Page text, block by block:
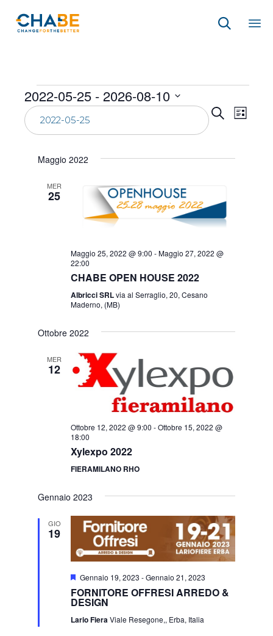

Eventi
e
Cerca
Lista
2022-05-25 - 2026-08-10
Seleziona
la
data.
Maggio 2022
MER
25
CHABE OPEN HOUSE 2022
Maggio 25, 2022 @ 9:00 -Maggio 27, 2022 @
22:00
Albricci SRLvia al Serraglio, 20, Cesano
Maderno, (MB)
Ottobre 2022
MER
12
Xylexpo 2022
Ottobre 12, 2022 @ 9:00 -Ottobre 15, 2022 @
18:00
FIERAMILANO RHO
Gennaio 2023
GIO
19
FORNITORE OFFRESI ARREDO &
DESIGN
Segnalati
Gennaio 19, 2023 -Gennaio 21, 2023
Lario FieraViale Resegone,, Erba, Italia